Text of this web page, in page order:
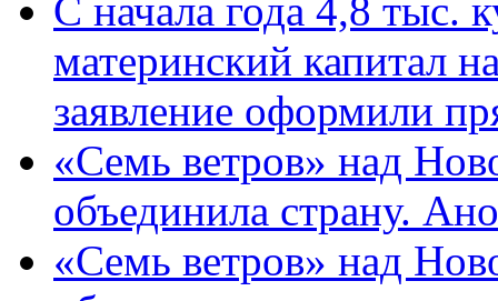
С начала года 4,8 тыс.
материнский капитал
заявление оформили
«Семь ветров» над
объединила страну.
«Семь ветров» над